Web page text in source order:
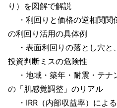
り）を図解で解説
・利回りと価格の逆相関関
の利回り活用の具体例
・表面利回りの落とし穴と
投資判断ミスの危険性
・地域・築年・耐震・テナ
の「肌感覚調整」のリアル
・IRR（内部収益率）によ